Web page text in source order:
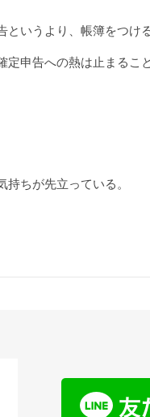
いうより、帳簿をつけ
申告への熱は止まるこ
ちが先立っている。